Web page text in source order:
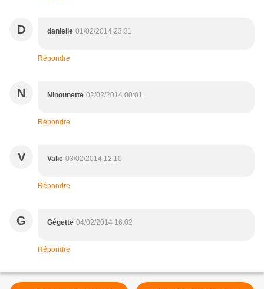
D danielle 01/02/2014 23:31
Répondre
N Ninounette 02/02/2014 00:01
Répondre
V Valie 03/02/2014 12:10
Répondre
G Gégette 04/02/2014 16:02
Répondre